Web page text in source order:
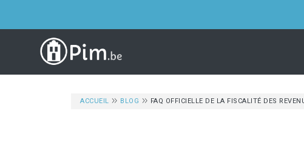
ACCUEIL BLOG FAQ OFFICIELLE DE LA FISCALITÉ DES